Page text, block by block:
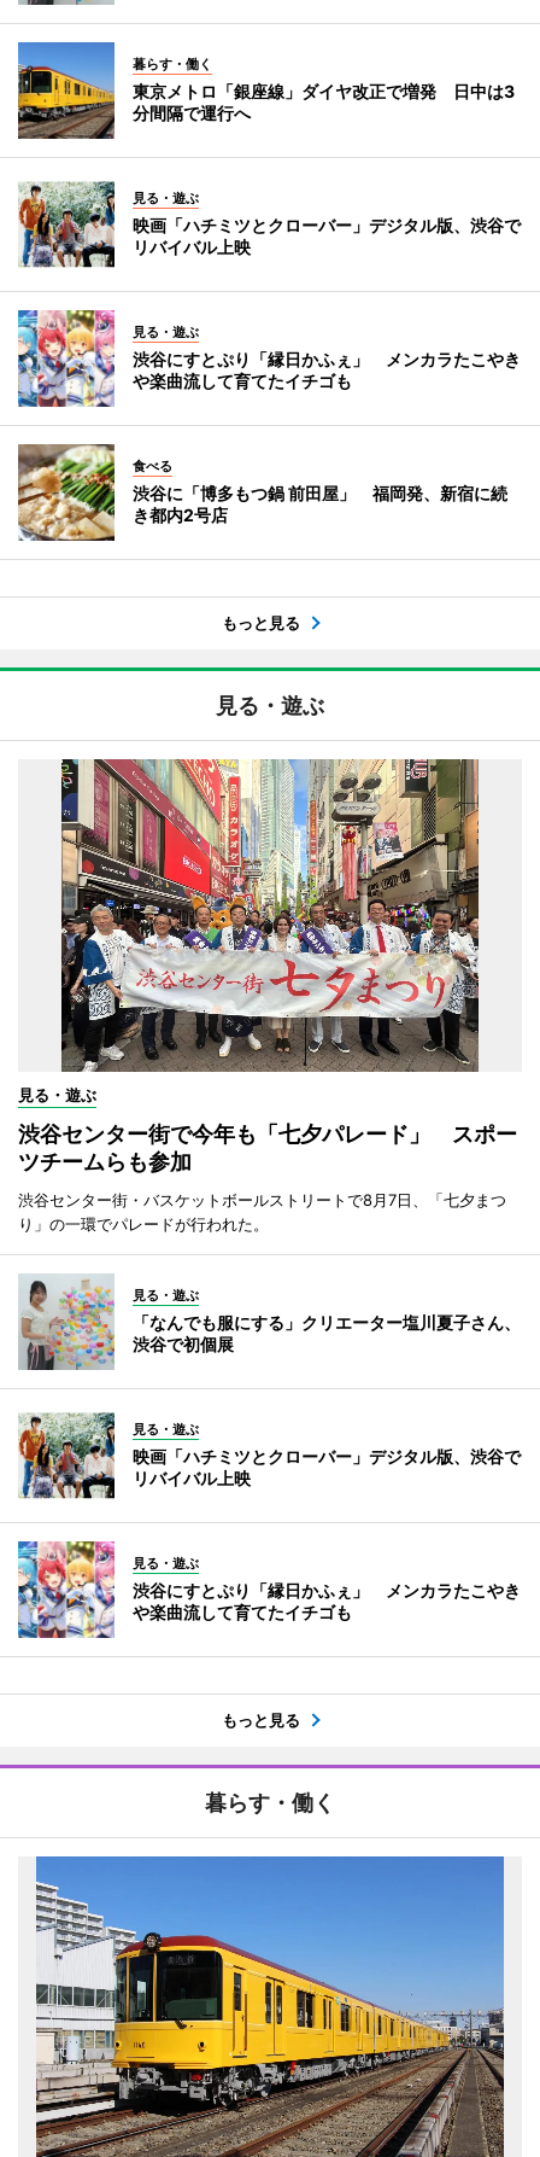
暮らす・働く
東京メトロ「銀座線」ダイヤ改正で増発 日中は3
分間隔で運行へ
見る・遊ぶ
映画「ハチミツとクローバー」デジタル版、渋谷で
リバイバル上映
見る・遊ぶ
渋谷にすとぷり「縁日かふぇ」 メンカラたこやき
や楽曲流して育てたイチゴも
食べる
渋谷に「博多もつ鍋 前田屋」 福岡発、新宿に続
き都内2号店
もっと見る
見る・遊ぶ
見る・遊ぶ
渋谷センター街で今年も「七夕パレード」 スポー
ツチームらも参加
渋谷センター街・バスケットボールストリートで8月7日、「七夕まつ
り」の一環でパレードが行われた。
見る・遊ぶ
「なんでも服にする」クリエーター塩川夏子さん、
渋谷で初個展
見る・遊ぶ
映画「ハチミツとクローバー」デジタル版、渋谷で
リバイバル上映
見る・遊ぶ
渋谷にすとぷり「縁日かふぇ」 メンカラたこやき
や楽曲流して育てたイチゴも
もっと見る
暮らす・働く